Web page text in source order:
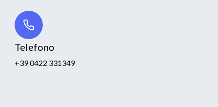
Telefono
+39 0422 331349